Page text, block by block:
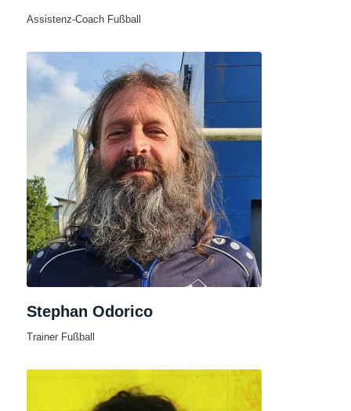
Assistenz-Coach Fußball
Stephan Odorico
Trainer Fußball